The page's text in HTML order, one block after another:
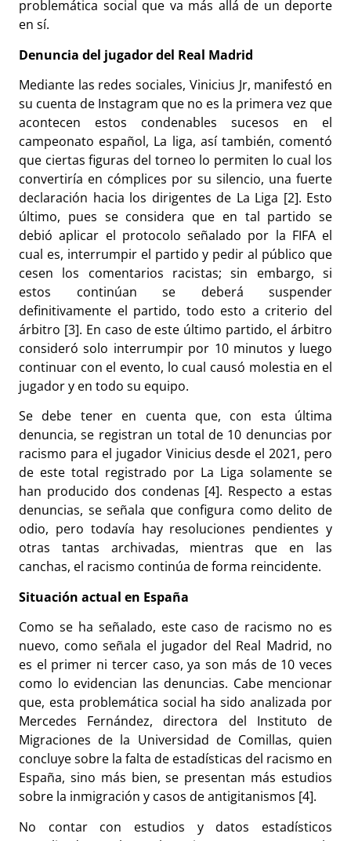
problemática social que va más allá de un deporte
en sí.
Denuncia del jugador del Real Madrid
Mediante las redes sociales, Vinicius Jr, manifestó en
su cuenta de Instagram que no es la primera vez que
acontecen estos condenables sucesos en el
campeonato español, La liga, así también, comentó
que ciertas figuras del torneo lo permiten lo cual los
convertiría en cómplices por su silencio, una fuerte
declaración hacia los dirigentes de La Liga [2]. Esto
último, pues se considera que en tal partido se
debió aplicar el protocolo señalado por la FIFA el
cual es, interrumpir el partido y pedir al público que
cesen los comentarios racistas; sin embargo, si
estos continúan se deberá suspender
definitivamente el partido, todo esto a criterio del
árbitro [3]. En caso de este último partido, el árbitro
consideró solo interrumpir por 10 minutos y luego
continuar con el evento, lo cual causó molestia en el
jugador y en todo su equipo.
Se debe tener en cuenta que, con esta última
denuncia, se registran un total de 10 denuncias por
racismo para el jugador Vinicius desde el 2021, pero
de este total registrado por La Liga solamente se
han producido dos condenas [4]. Respecto a estas
denuncias, se señala que configura como delito de
odio, pero todavía hay resoluciones pendientes y
otras tantas archivadas, mientras que en las
canchas, el racismo continúa de forma reincidente.
Situación actual en España
Como se ha señalado, este caso de racismo no es
nuevo, como señala el jugador del Real Madrid, no
es el primer ni tercer caso, ya son más de 10 veces
como lo evidencian las denuncias. Cabe mencionar
que, esta problemática social ha sido analizada por
Mercedes Fernández, directora del Instituto de
Migraciones de la Universidad de Comillas, quien
concluye sobre la falta de estadísticas del racismo en
España, sino más bien, se presentan más estudios
sobre la inmigración y casos de antigitanismos [4].
No contar con estudios y datos estadísticos